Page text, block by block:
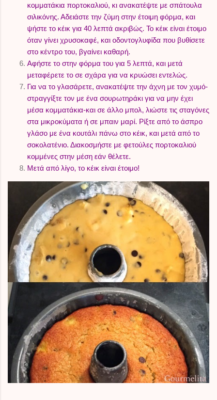
κομματάκια πορτοκαλιού, κι ανακατέψτε με σπάτουλα
σιλικόνης. Αδειάστε την ζύμη στην έτοιμη φόρμα, και
ψήστε το κέικ για 40 λεπτά ακριβώς. Το κέικ είναι έτοιμο
όταν γίνει χρυσοκαφέ, και οδοντογλυφίδα που βυθίσετε
στο κέντρο του, βγαίνει καθαρή.
Αφήστε το στην φόρμα του για 5 λεπτά, και μετά
μεταφέρετε το σε σχάρα για να κρυώσει εντελώς.
Για να το γλασάρετε, ανακατέψτε την άχνη με τον χυμό-
στραγγίξτε τον με ένα σουρωτηράκι για να μην έχει
μέσα κομματάκια-και σε άλλο μπολ, λιώστε τις σταγόνες
στα μικροκύματα ή σε μπαιν μαρί. Ρίξτε από το άσπρο
γλάσο με ένα κουτάλι πάνω στο κέικ, και μετά από το
σοκολατένιο. Διακοσμήστε με φετούλες πορτοκαλιού
κομμένες στην μέση εάν θέλετε.
Μετά από λίγο, το κέικ είναι έτοιμο!